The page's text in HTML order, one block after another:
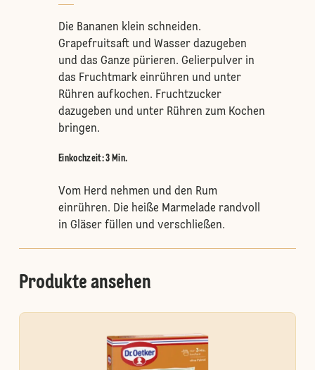
Die Bananen klein schneiden.
Grapefruitsaft und Wasser dazugeben
und das Ganze pürieren. Gelierpulver in
das Fruchtmark einrühren und unter
Rühren aufkochen. Fruchtzucker
dazugeben und unter Rühren zum Kochen
bringen.
Einkochzeit: 3 Min.
Vom Herd nehmen und den Rum
einrühren. Die heiße Marmelade randvoll
in Gläser füllen und verschließen.
Produkte ansehen